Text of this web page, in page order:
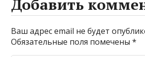
Добавить
Ваш адрес email не будет
Обязательные поля помечены*